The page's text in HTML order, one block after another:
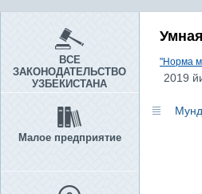
ВСЕ
ЗАКОНОДАТЕЛЬСТВО
УЗБЕКИСТАНА
Малое предприятие
"Норма
2019